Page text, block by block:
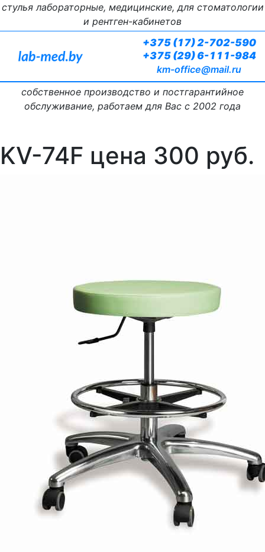
стулья лабораторные, медицинские, для стоматологии
и рентген-кабинетов
+375 (17) 2-702-590
+375 (29) 6-111-984
km-office@mail.ru
собственное производство и постгарантийное
обслуживание, работаем для Вас с 2002 года
KV-74F цена 300 руб.